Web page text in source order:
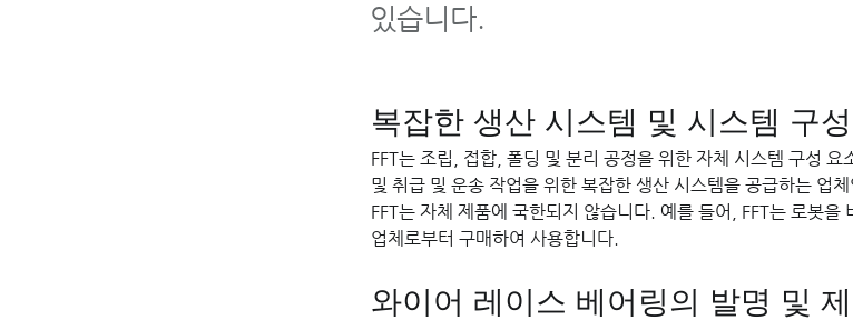
있습니다.
복잡한 생산 시스템 및 시스템 구
FFT는 조립, 접합, 폴딩 및 분리 공정을 위한 자체 시스템 구성
및 취급 및 운송 작업을 위한 복잡한 생산 시스템을 공급하는 업
FFT는 자체 제품에 국한되지 않습니다. 예를 들어, FFT는 로봇을
업체로부터 구매하여 사용합니다.
와이어 레이스 베어링의 발명 및